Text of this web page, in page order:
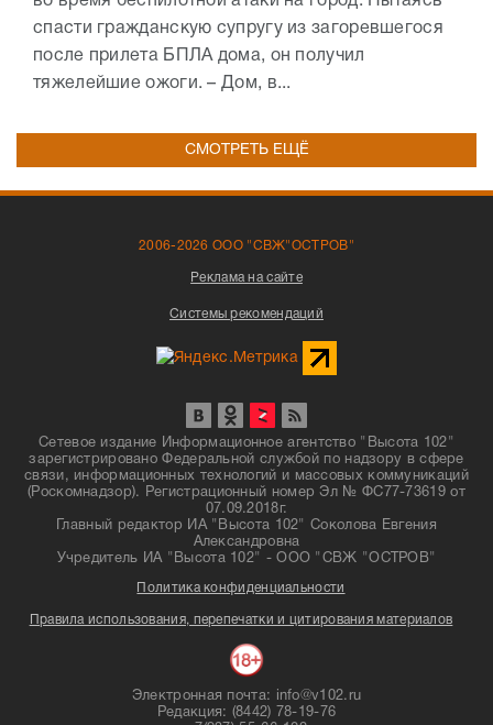
спасти гражданскую супругу из загоревшегося
после прилета БПЛА дома, он получил
тяжелейшие ожоги. – Дом, в...
СМОТРЕТЬ ЕЩЁ
2006-2026 ООО "СВЖ"ОСТРОВ"
Реклама на сайте
Системы рекомендаций
Сетевое издание Информационное агентство "Высота 102"
зарегистрировано Федеральной службой по надзору в сфере
связи, информационных технологий и массовых коммуникаций
(Роскомнадзор). Регистрационный номер Эл № ФС77-73619 от
07.09.2018г.
Главный редактор ИА "Высота 102" Соколова Евгения
Александровна
Учредитель ИА "Высота 102" - ООО "СВЖ "ОСТРОВ"
Политика конфиденциальности
Правила использования, перепечатки и цитирования материалов
Электронная почта: info@v102.ru
Редакция: (8442) 78-19-76